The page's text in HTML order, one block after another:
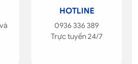
HOTLINE
0936 336 389
Trực tuyến 24/7